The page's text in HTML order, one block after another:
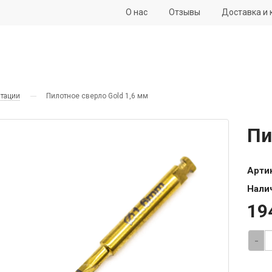
О нас Отзывы Доставка и
Пилотное сверло Gold 1,6 мм
-